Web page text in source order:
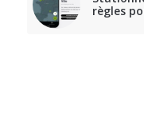
règles